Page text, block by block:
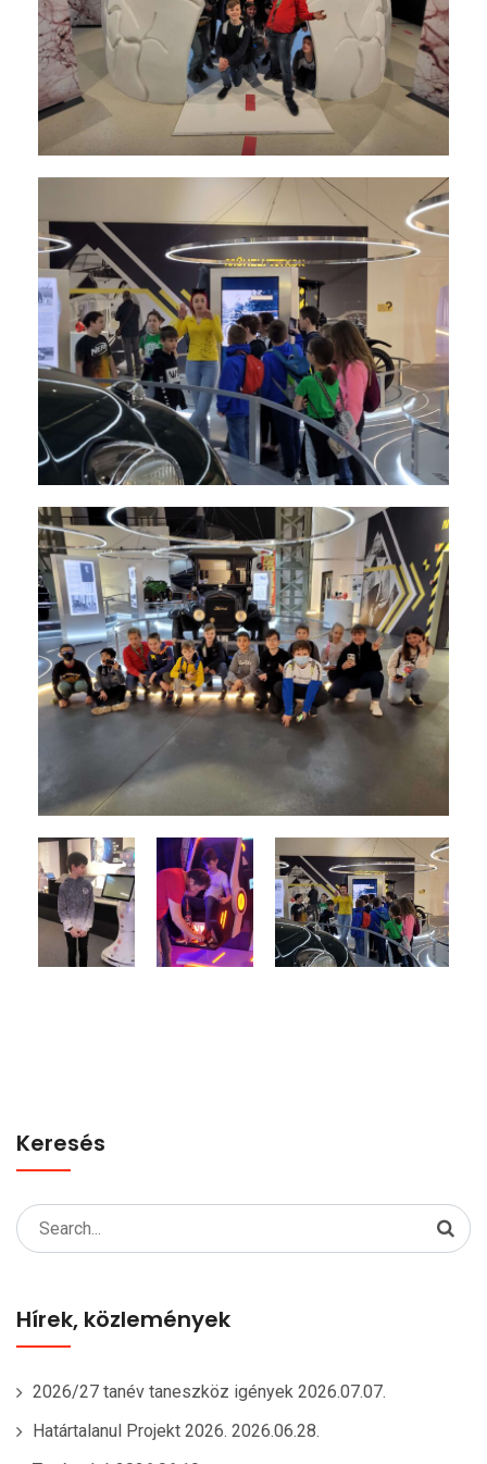
Keresés
Search
for:
Hírek, közlemények
2026/27 tanév taneszköz igények 2026.07.07.
Határtalanul Projekt 2026. 2026.06.28.